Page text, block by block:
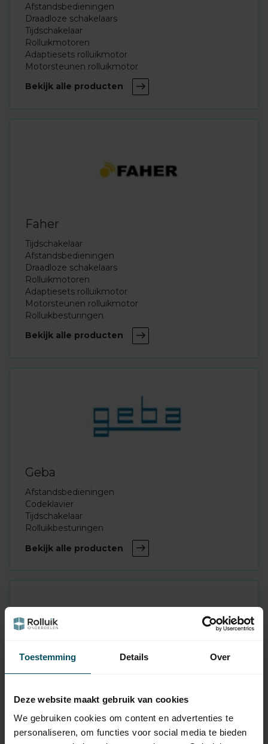
Toestemming Details Over
Deze website maakt gebruik van cookies
We gebruiken cookies om content en advertenties te
personaliseren, om functies voor social media te bieden
Afstandsbedieningen
Draadloze schakelaars
Tijdschakelaar
Rolluikmotoren
Adaptiesets rolluikmotor
Motorsteunen rolluikmotor
Bekijk alle producten
Faher
Tijdschakelaar
Afstandsbedieningen
Draadloze schakelaars
Rolluikmotoren
Adaptiesets rolluikmotor
Motorsteunen rolluikmotor
Rolluikbesturingen
Bekijk alle producten
Geba
Afstandsbedieningen
Codeklavier
Tijdschakelaar
Rolluikbesturingen
Bekijk alle producten
Afstandsbedieningen
Codeklavier
Draadloze schakelaars
Garagedeur aandrijving